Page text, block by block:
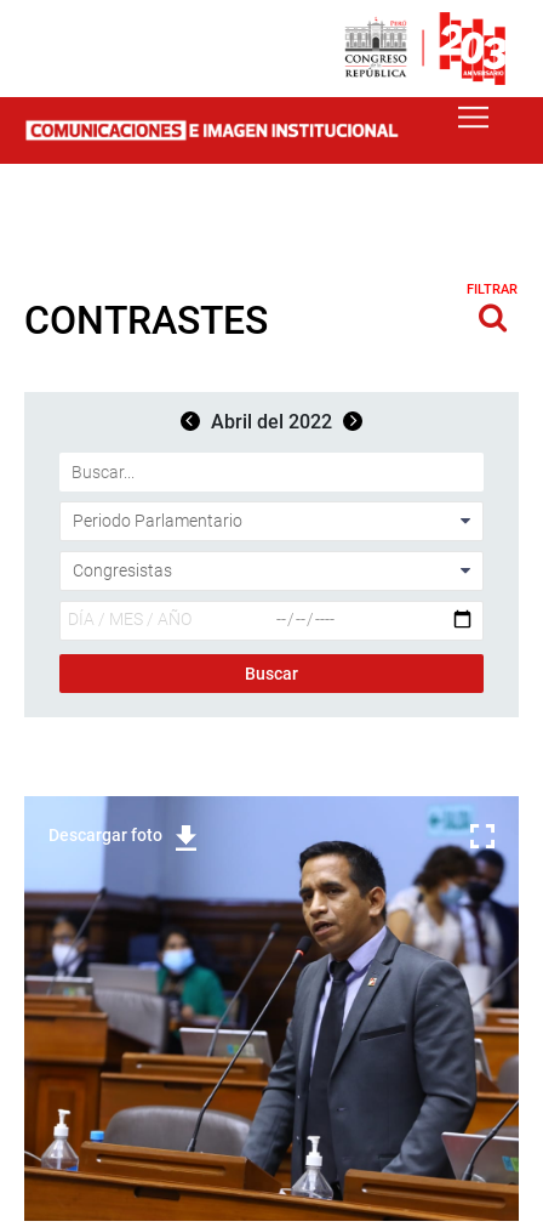
CONTRASTES
FILTRAR
Abril del 2022
Descargar foto